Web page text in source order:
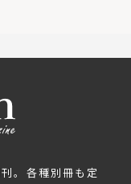
。各種別冊も定